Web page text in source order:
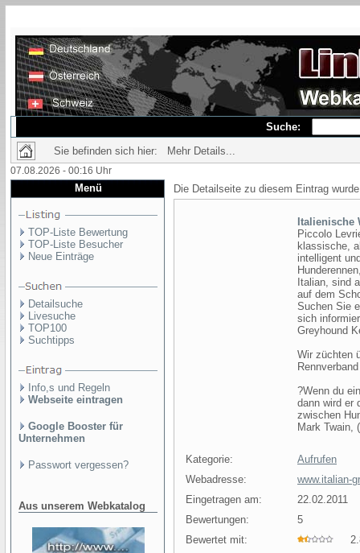
Suche:
Sie befinden sich hier: Mehr Details...
07.08.2026 - 00:16 Uhr
Menü
TOP-Liste Bewertung
TOP-Liste Besucher
Neue Einträge
Detailsuche
Livesuche
TOP100
Suchtipps
Info,s und Regeln
Webseite eintragen
Google Booster für
Unternehmen
Passwort vergessen?
Aus unserem Webkatalog
Die Detailseite zu diesem Eintrag
Italienische
Piccolo
klassische,
intelligent
Italian, sind
auf dem
Suchen Sie
sich
Greyhound
Wir züchten
?Wenn du
dann wird er
zwischen
Mark Twain,
Kategorie:
Aufrufen
Webadresse:
www.italian-
Eingetragen am:
22.02.2011
Bewertungen:
5
Bewertet mit: